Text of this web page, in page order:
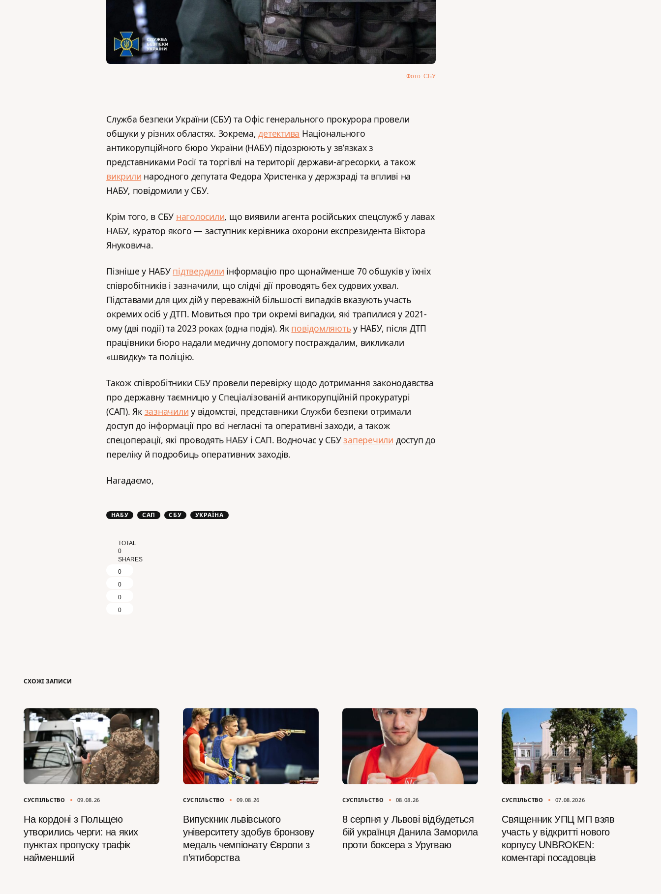
Фото: СБУ
Служба безпеки України (СБУ) та Офіс генерального прокурора провели
обшуки у різних областях. Зокрема,детектива Національного
антикорупційного бюро України (НАБУ) підозрюють у зв’язках з
представниками Росії та торгівлі на території держави-агресорки, а також
викрили народного депутата Федора Христенка у держзраді та впливі на
НАБУ, повідомили у СБУ.
Крім того, в СБУ наголосили, що виявили агента російських спецслужб у лавах
НАБУ, куратор якого — заступник керівника охорони експрезидента Віктора
Януковича.
Пізніше у НАБУ підтвердили інформацію про щонайменше 70 обшуків у їхніх
співробітників і зазначили, що слідчі дії проводять бех судових ухвал.
Підставами для цих дій у переважній більшості випадків вказують участь
окремих осіб у ДТП. Мовиться про три окремі випадки, які трапилися у 2021-
ому (дві події) та 2023 роках (одна подія). Як повідомляютьу НАБУ, після ДТП
працівники бюро надали медичну допомогу постраждалим, викликали
«швидку» та поліцію.
Також співробітники СБУ провели перевірку щодо дотримання законодавства
про державну таємницю у Спеціалізованій антикорупційній прокуратурі
(САП). Як зазначили у відомстві, представники Служби безпеки отримали
доступ до інформації про всі негласні та оперативні заходи, а також
спецоперації, які проводять НАБУ і САП. Водночас у СБУзаперечили доступ до
переліку й подробиць оперативних заходів.
Нагадаємо,
НАБУ САП СБУ УКРАЇНА
TOTAL
0
SHARES
0
0
0
0
СХОЖІ ЗАПИСИ
СУСПІЛЬСТВО 09.08.26
На кордоні з Польщею
утворились черги: на яких
пунктах пропуску трафік
найменший
СУСПІЛЬСТВО 09.08.26
Випускник львівського
університету здобув бронзову
медаль чемпіонату Європи з
п’ятиборства
СУСПІЛЬСТВО 08.08.26
8 серпня у Львові відбудеться
бій українця Данила Заморила
проти боксера з Уругваю
СУСПІЛЬСТВО 07.08.2026
Священник УПЦ МП взяв
участь у відкритті нового
корпусу UNBROKEN:
коментарі посадовців